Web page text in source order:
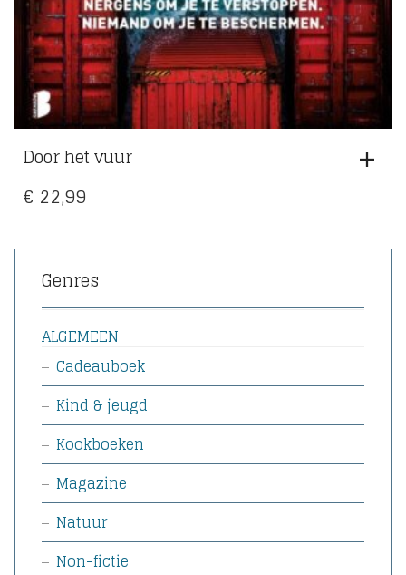
Door het vuur
€ 22,99
Genres
ALGEMEEN
Cadeauboek
Kind & jeugd
Kookboeken
Magazine
Natuur
Non-fictie